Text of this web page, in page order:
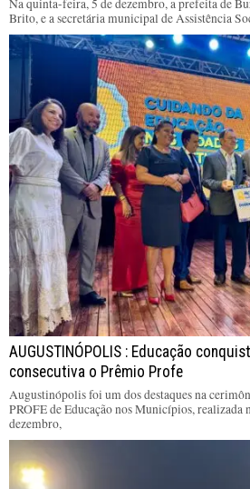
Na quinta-feira, 5 de dezembro, a prefeita de
Brito, e a secretária municipal de Assistência
AUGUSTINÓPOLIS : Educação
consecutiva o Prêmio Profe
Augustinópolis foi um dos destaques na
PROFE de Educação nos Municípios, realizada
dezembro,